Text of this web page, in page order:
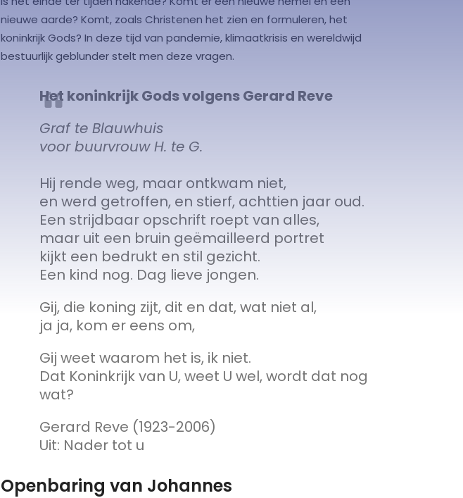
nieuwe aarde? Komt, zoals Christenen het zien en formuleren, het
koninkrijk Gods? In deze tijd van pandemie, klimaatkrisis en wereldwijd
bestuurlijk geblunder stelt men deze vragen.
Het koninkrijk Gods volgens Gerard Reve
Graf te Blauwhuis
voor buurvrouw H. te G.
Hij rende weg, maar ontkwam niet,
en werd getroffen, en stierf, achttien jaar oud.
Een strijdbaar opschrift roept van alles,
maar uit een bruin geëmailleerd portret
kijkt een bedrukt en stil gezicht.
Een kind nog. Dag lieve jongen.
Gij, die koning zijt, dit en dat, wat niet al,
ja ja, kom er eens om,
Gij weet waarom het is, ik niet.
Dat Koninkrijk van U, weet U wel, wordt dat nog
wat?
Gerard Reve (1923-2006)
Uit: Nader tot u
Openbaring van Johannes